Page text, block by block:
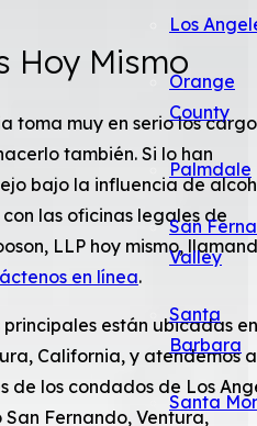
Los
Orange
County
Palmdale
San
Valley
Santa
Barbara
Santa
Hoy Mismo
toma muy en serio los
también. Si lo han
bajo la influencia de
las oficinas legales de
LLP hoy mismo,
en línea.
están ubicadas en
California, y atendemos
de los condados de Los
Fernando, Ventura,